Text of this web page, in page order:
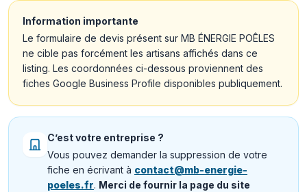
Information importante
Le formulaire de devis présent sur MB ÉNERGIE POÊLES
ne cible pas forcément les artisans affichés dans ce
listing. Les coordonnées ci-dessous proviennent des
fiches Google Business Profile disponibles publiquement.
C’est votre entreprise ?
Vous pouvez demander la suppression de votre
fiche en écrivant à contact@mb-energie-
poeles.fr. Merci de fournir la page du site